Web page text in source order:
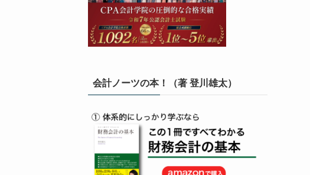
会計ノーツの本！（著 登川雄太）